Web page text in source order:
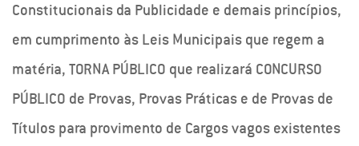
Constitucionais da Publicidade e demais princípios,
em cumprimento às Leis Municipais que regem a
matéria, TORNA PÚBLICO que realizará CONCURSO
PÚBLICO de Provas, Provas Práticas e de Provas de
Títulos para provimento de Cargos vagos existentes